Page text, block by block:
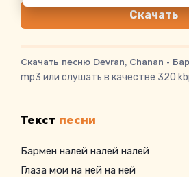
Скачать
Скачать песню Devran, Chanan -
mp3 или слушать в качестве 320
Текст песни
Бармен налей налей налей
Глаза мои на ней на ней